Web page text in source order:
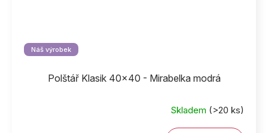
Náš výrobek
Polštář Klasik 40x40 - Mirabelka modrá
Skladem (>20 ks)